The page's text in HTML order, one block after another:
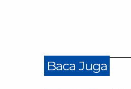
Baca Juga